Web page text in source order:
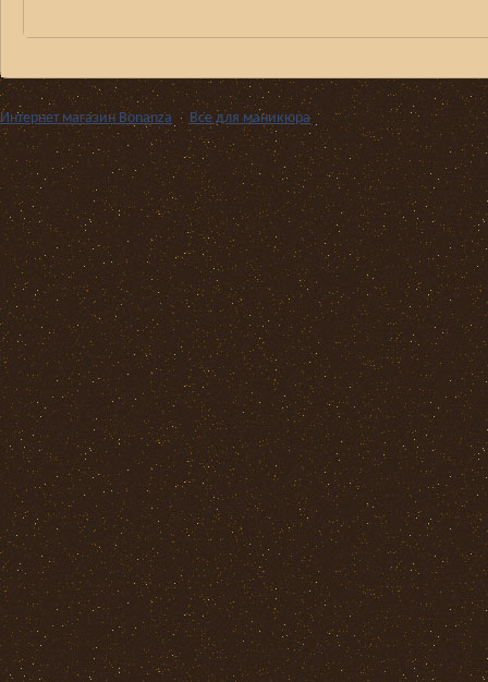
Интернет магазин Bonanza ›› Все для маникюра